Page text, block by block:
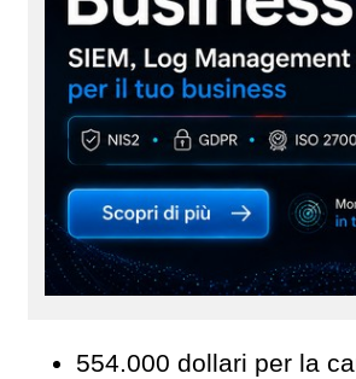
554.000 dollari per la